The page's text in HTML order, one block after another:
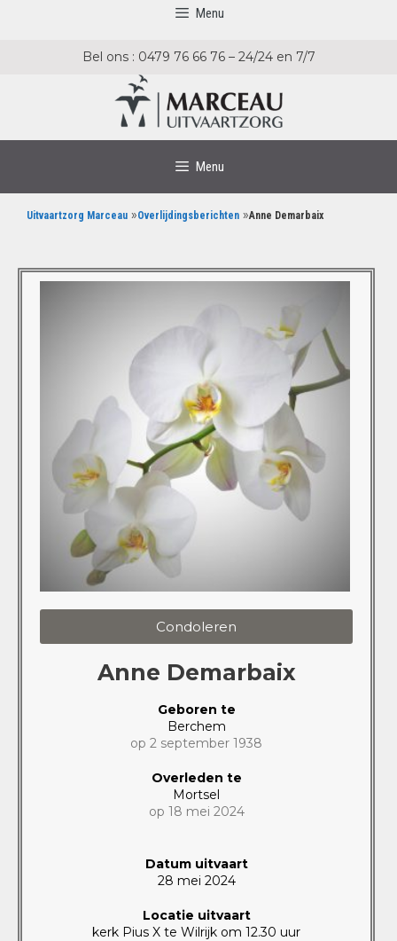
Menu
Bel ons : 0479 76 66 76 – 24/24 en 7/7
Menu
Uitvaartzorg Marceau »Overlijdingsberichten »Anne Demarbaix
Condoleren
Anne Demarbaix
Geboren te
Berchem
op 2 september 1938
Overleden te
Mortsel
op 18 mei 2024
Datum uitvaart
28 mei 2024
Locatie uitvaart
kerk Pius X te Wilrijk om 12.30 uur